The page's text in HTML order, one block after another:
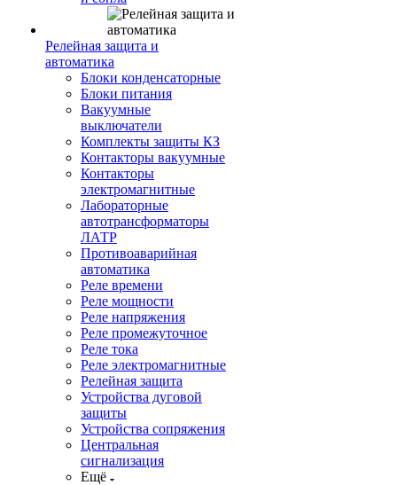
Релейная защита и
автоматика
Блоки конденсаторные
Блоки питания
Вакуумные
выключатели
Комплекты защиты КЗ
Контакторы вакуумные
Контакторы
электромагнитные
Лабораторные
автотрансформаторы
ЛАТР
Противоаварийная
автоматика
Реле времени
Реле мощности
Реле напряжения
Реле промежуточное
Реле тока
Реле электромагнитные
Релейная защита
Устройства дуговой
защиты
Устройства сопряжения
Центральная
сигнализация
Ещё